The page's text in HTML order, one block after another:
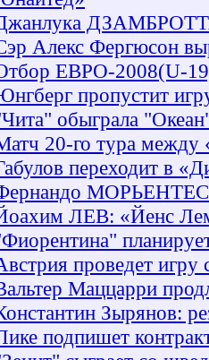
Алекс Фергюсон
ЕВРО-2008(U-
пропустит
обыграла
20-го тура между
переходит в
МОРЬЕНТЕС:
ЛЕВ: «Йенс
проведет игру
Маццарри
Зырянов:
подпишет